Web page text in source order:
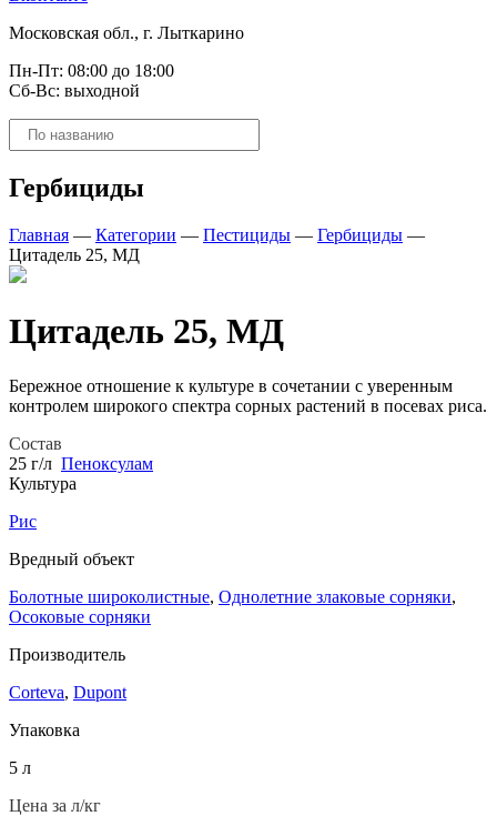
Московская обл., г. Лыткарино
Пн-Пт: 08:00 до 18:00
Сб-Вс: выходной
Поиск
товаров
Гербициды
Главная — Категории — Пестициды — Гербициды —
Цитадель 25, МД
Цитадель 25, МД
Бережное отношение к культуре в сочетании с уверенным
контролем широкого спектра сорных растений в посевах риса.
Состав
25 г/л Пеноксулам
Культура
Рис
Вредный объект
Болотные широколистные, Однолетние злаковые сорняки,
Осоковые сорняки
Производитель
Corteva, Dupont
Упаковка
5 л
Цена за л/кг